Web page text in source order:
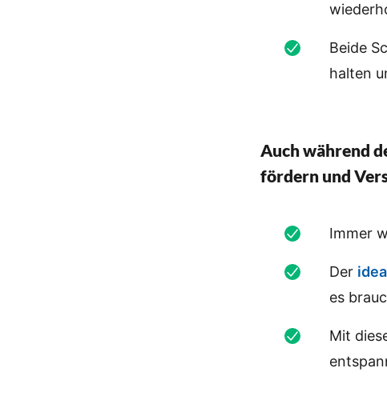
Beide
halten
Auchwährend
fördern und
Immer
Der
es
Mit